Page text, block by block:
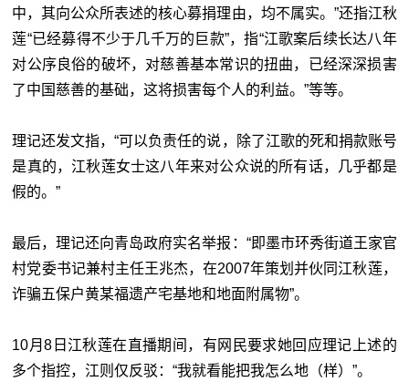
中，其向公众所表述的核心募捐理由，均不属实。”还指江秋
莲“已经募得不少于几千万的巨款”，指“江歌案后续长达八年
对公序良俗的破坏，对慈善基本常识的扭曲，已经深深损害
了中国慈善的基础，这将损害每个人的利益。”等等。
理记还发文指，“可以负责任的说，除了江歌的死和捐款账号
是真的，江秋莲女士这八年来对公众说的所有话，几乎都是
假的。”
最后，理记还向青岛政府实名举报：“即墨市环秀街道王家官
村党委书记兼村主任王兆杰，在2007年策划并伙同江秋莲，
诈骗五保户黄某福遗产宅基地和地面附属物”。
10月8日江秋莲在直播期间，有网民要求她回应理记上述的
多个指控，江则仅反驳：“我就看能把我怎么地（样）”。